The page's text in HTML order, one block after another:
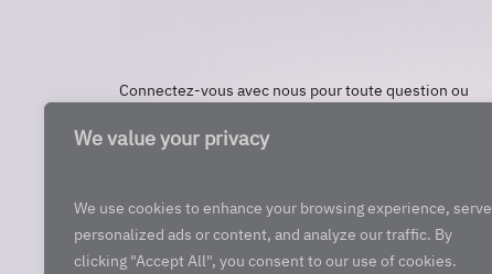
We value your privacy
We use cookies to enhance your browsing experience, serve
personalized ads or content, and analyze our traffic. By
clicking "Accept All", you consent to our use of cookies.
Connectez-vous avec nous pour toute question ou
Residence. Nous sommes là pour vous!
CONTACT